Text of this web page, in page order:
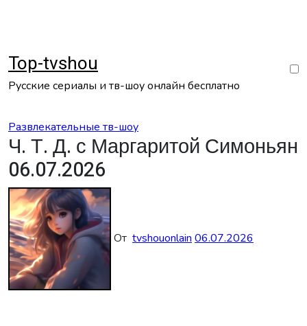
Top-tvshou
Русские сериалы и тв-шоу онлайн бесплатно
Развлекательные тв-шоу
Ч. Т. Д. с Маргаритой Симоньян
06.07.2026
От tvshouonlain 06.07.2026